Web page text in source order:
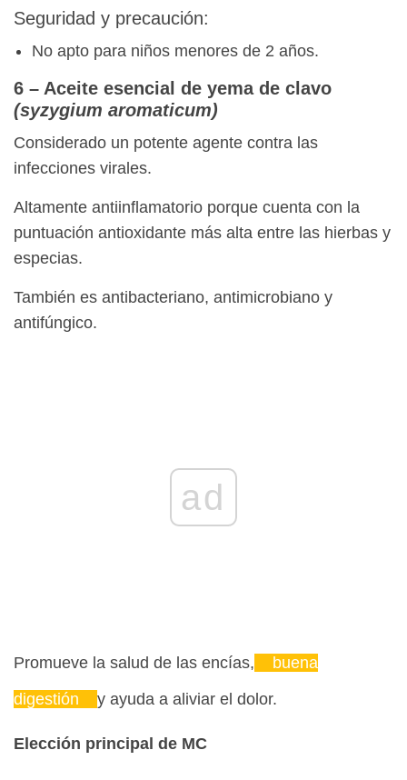
Seguridad y precaución:
No apto para niños menores de 2 años.
6 – Aceite esencial de yema de clavo
(syzygium aromaticum)
Considerado un potente agente contra las
infecciones virales.
Altamente antiinflamatorio porque cuenta con la
puntuación antioxidante más alta entre las hierbas y
especias.
También es antibacteriano, antimicrobiano y
antifúngico.
ad
Promueve la salud de las encías,
buena
digestión
y ayuda a aliviar el dolor.
Elección principal de MC